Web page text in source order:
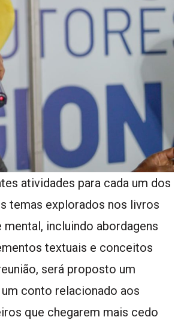
atividades para cada um dos
temas explorados nos livros
incluindo abordagens
textuais e conceitos
será proposto um
conto relacionado aos
que chegarem mais cedo